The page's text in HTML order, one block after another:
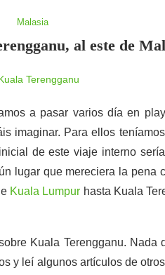
Malasia
al este de
a pasar varios día en
imaginar. Para ellos
de este viaje interno
lugar que mereciera la pena
Kuala Lumpur hasta Kuala
Kuala Terengganu. Nada
y leí algunos artículos de